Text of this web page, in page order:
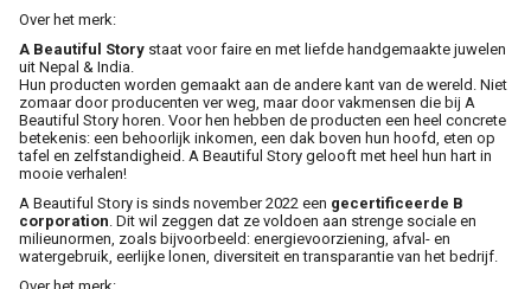
Over het merk:
A Beautiful Story staat voor faire en met liefde handgemaakte juwelen
uit Nepal & India.
Hun producten worden gemaakt aan de andere kant van de wereld. Niet
zomaar door producenten ver weg, maar door vakmensen die bij A
Beautiful Story horen. Voor hen hebben de producten een heel concrete
betekenis: een behoorlijk inkomen, een dak boven hun hoofd, eten op
tafel en zelfstandigheid. A Beautiful Story gelooft met heel hun hart in
mooie verhalen!
A Beautiful Story is sinds november 2022 een gecertificeerde B
corporation . Dit wil zeggen dat ze voldoen aan strenge sociale en
milieunormen, zoals bijvoorbeeld: energievoorziening, afval- en
watergebruik, eerlijke lonen, diversiteit en transparantie van het bedrijf.